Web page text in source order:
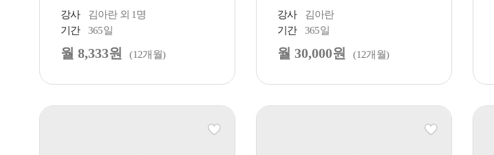
강사
김아란 외 1명
기간
365일
월 8,333원 (12개월)
강사
김아란
기간
365일
월 30,000원 (12개월)